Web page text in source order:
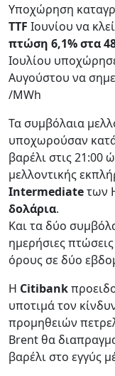
Yποχώρηση
TTF Ιουνίου να
πτώση 6,1% στα
Ιουλίου
Αυγούστου να
/MWh
Τα συμβόλαια
υποχωρούσαν
βαρέλι στις 21:00
μελλοντικής
Intermediateτων
δολάρια.
Και τα δύο
ημερήσιες
όρους σε δύο
Η Citibank
υποτιμά τον
προμηθειών
Brent θα
βαρέλι στο εγγύς